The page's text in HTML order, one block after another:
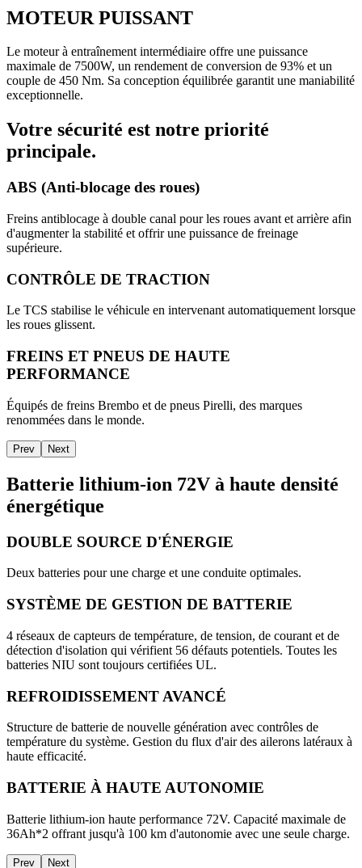
MOTEUR PUISSANT
Le moteur à entraînement intermédiaire offre une puissance
maximale de 7500W, un rendement de conversion de 93% et un
couple de 450 Nm. Sa conception équilibrée garantit une maniabilité
exceptionnelle.
Votre sécurité est notre priorité
principale.
ABS (Anti-blocage des roues)
Freins antiblocage à double canal pour les roues avant et arrière afin
d'augmenter la stabilité et offrir une puissance de freinage
supérieure.
CONTRÔLE DE TRACTION
Le TCS stabilise le véhicule en intervenant automatiquement lorsque
les roues glissent.
FREINS ET PNEUS DE HAUTE
PERFORMANCE
Équipés de freins Brembo et de pneus Pirelli, des marques
renommées dans le monde.
Prev Next
Batterie lithium-ion 72V à haute densité
énergétique
DOUBLE SOURCE D'ÉNERGIE
Deux batteries pour une charge et une conduite optimales.
SYSTÈME DE GESTION DE BATTERIE
4 réseaux de capteurs de température, de tension, de courant et de
détection d'isolation qui vérifient 56 défauts potentiels. Toutes les
batteries NIU sont toujours certifiées UL.
REFROIDISSEMENT AVANCÉ
Structure de batterie de nouvelle génération avec contrôles de
température du système. Gestion du flux d'air des ailerons latéraux à
haute efficacité.
BATTERIE À HAUTE AUTONOMIE
Batterie lithium-ion haute performance 72V. Capacité maximale de
36Ah*2 offrant jusqu'à 100 km d'autonomie avec une seule charge.
Prev Next